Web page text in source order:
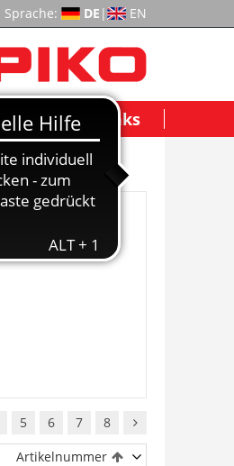
Sprache: DE | EN
Wichtige Links
5 6 7
8
Artikelnummer